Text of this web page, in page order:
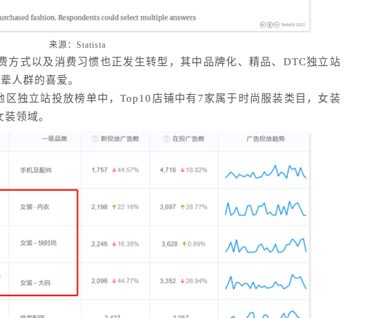
来源：Statista
方式以及消费习惯也正发生转型，其中品牌化、精品、DTC独立站
人群的喜爱。
区独立站投放榜单中，Top10店铺中有7家属于时尚服装类目，女装
领域。